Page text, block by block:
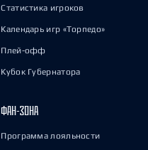
Статистика игроков
Календарь игр «Торпедо»
Плей-офф
Кубок Губернатора
ФАН-ЗОНА
Программа лояльности